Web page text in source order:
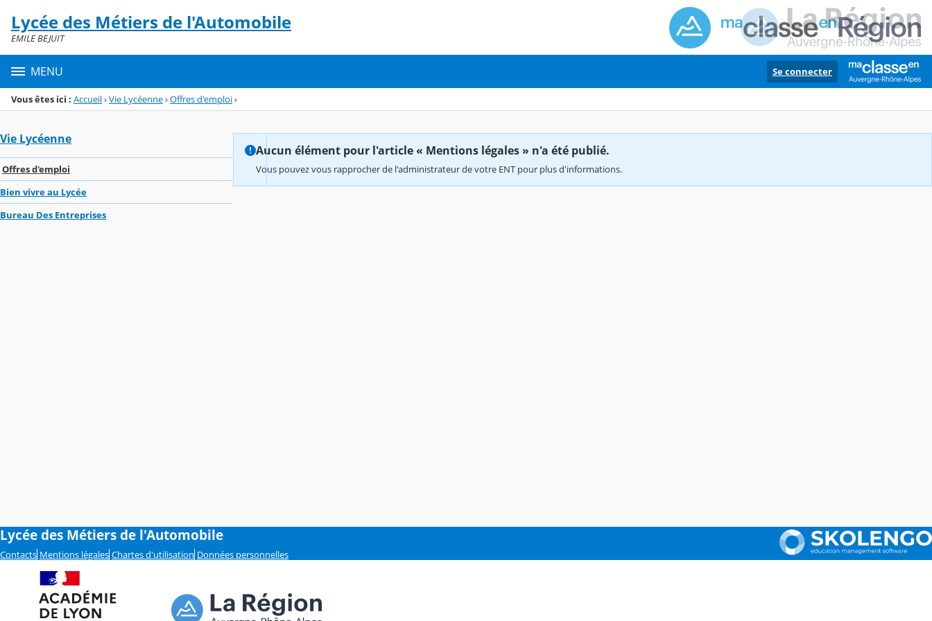
Menu de la rubrique
Contenu
Lycée des Métiers de l'Automobile
EMILE BEJUIT
MENU Se connecter
Vous êtes ici : Accueil›Vie Lycéenne›Offres d'emploi›
Vie Lycéenne
Offres d'emploi
Bien vivre au Lycée
Bureau Des Entreprises
Aucun élément pour l'article « Mentions légales » n'a été publié.
Vous pouvez vous rapprocher de l'administrateur de votre ENT pour plus d'informations.
Lycée des Métiers de l'Automobile
Contacts Mentions légales Chartes d'utilisation Données personnelles